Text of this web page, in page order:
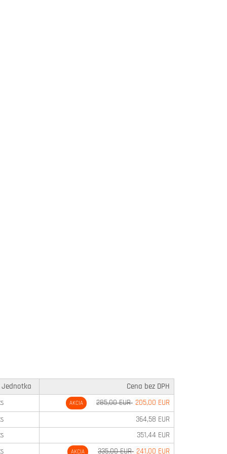
Jednotka
Cena bez DPH
AKCIA 285,00 EUR 205,00 EUR
364,58 EUR
351,44 EUR
AKCIA 335,00 EUR 241,00 EUR